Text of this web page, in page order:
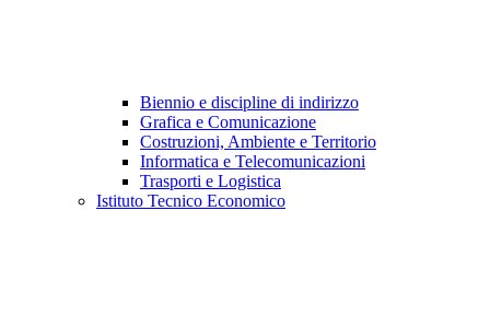
Biennio e discipline di indirizzo
Grafica e Comunicazione
Costruzioni, Ambiente e Territorio
Informatica e Telecomunicazioni
Trasporti e Logistica
Istituto Tecnico Economico